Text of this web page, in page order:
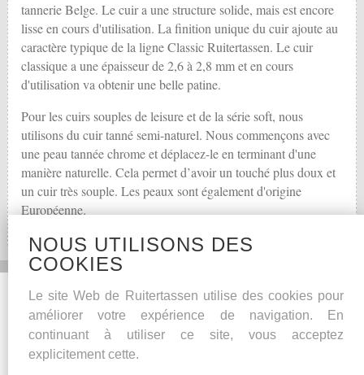
tannerie Belge. Le cuir a une structure solide, mais est encore
lisse en cours d'utilisation. La finition unique du cuir ajoute au
caractère typique de la ligne Classic Ruitertassen. Le cuir
classique a une épaisseur de 2,6 à 2,8 mm et en cours
d'utilisation va obtenir une belle patine.
Pour les cuirs souples de leisure et de la série soft, nous
utilisons du cuir tanné semi-naturel. Nous commençons avec
une peau tannée chrome et déplacez-le en terminant d'une
manière naturelle. Cela permet d’avoir un touché plus doux et
un cuir très souple. Les peaux sont également d'origine
Européenne.
Social Media
Facebook
Autres
Conseils pour l’entretien
NOUS UTILISONS DES
COOKIES
Le site Web de Ruitertassen utilise des cookies pour
améliorer votre expérience de navigation. En
continuant à utiliser ce site, vous acceptez
explicitement cette.